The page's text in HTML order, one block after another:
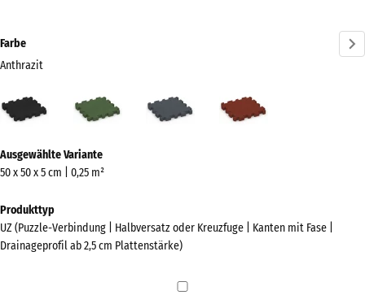
Farbe
Anthrazit
(active)
Schiefergrau
Informationen
zu
Farben?
Farbpalette
Ausgewählte Variante
50 x 50 x 5 cm | 0,25 m²
Produkttyp
UZ (Puzzle-Verbindung | Halbversatz oder Kreuzfuge | Kanten mit Fase |
Drainageprofil ab 2,5 cm Plattenstärke)